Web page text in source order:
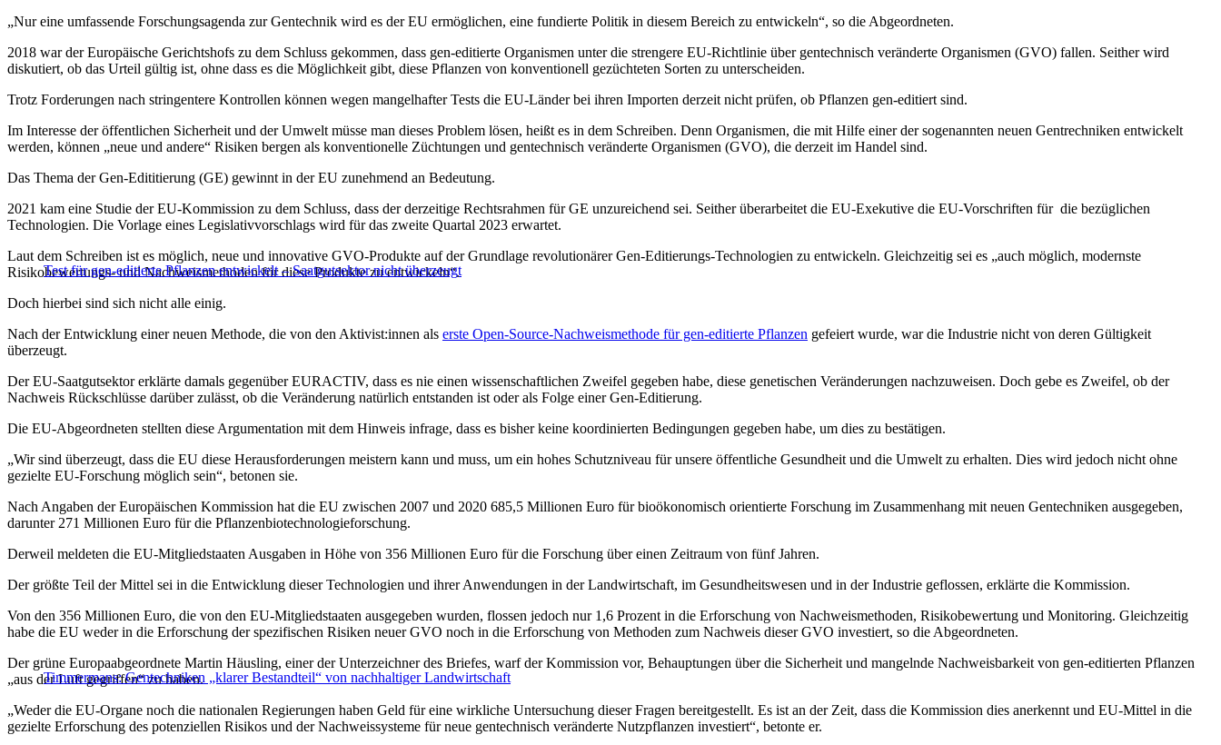
„Nur eine umfassende Forschungsagenda zur Gentechnik wird es der EU ermöglichen, eine fundierte Politik in diesem Bereich zu entwickeln“, so die Abgeordneten.
2018 war der Europäische Gerichtshofs zu dem Schluss gekommen, dass gen-editierte Organismen unter die strengere EU-Richtlinie über gentechnisch veränderte Organismen (GVO) fallen. Seither wird
diskutiert, ob das Urteil gültig ist, ohne dass es die Möglichkeit gibt, diese Pflanzen von konventionell gezüchteten Sorten zu unterscheiden.
Trotz Forderungen nach stringentere Kontrollen können wegen mangelhafter Tests die EU-Länder bei ihren Importen derzeit nicht prüfen, ob Pflanzen gen-editiert sind.
Im Interesse der öffentlichen Sicherheit und der Umwelt müsse man dieses Problem lösen, heißt es in dem Schreiben. Denn Organismen, die mit Hilfe einer der sogenannten neuen Gentrechniken entwickelt
werden, können „neue und andere“ Risiken bergen als konventionelle Züchtungen und gentechnisch veränderte Organismen (GVO), die derzeit im Handel sind.
Das Thema der Gen-Edititierung (GE) gewinnt in der EU zunehmend an Bedeutung.
2021 kam eine Studie der EU-Kommission zu dem Schluss, dass der derzeitige Rechtsrahmen für GE unzureichend sei. Seither überarbeitet die EU-Exekutive die EU-Vorschriften für die bezüglichen
Technologien. Die Vorlage eines Legislativvorschlags wird für das zweite Quartal 2023 erwartet.
Test für gen-editierte Pflanzen entwickelt – Saatgutsektor nicht überzeugt
Laut dem Schreiben ist es möglich, neue und innovative GVO-Produkte auf der Grundlage revolutionärer Gen-Editierungs-Technologien zu entwickeln. Gleichzeitig sei es „auch möglich, modernste
Risikobewertungs- und Nachweismethoden für diese Produkte zu entwickeln“.
Doch hierbei sind sich nicht alle einig.
Nach der Entwicklung einer neuen Methode, die von den Aktivist:innen als erste Open-Source-Nachweismethode für gen-editierte Pflanzen gefeiert wurde, war die Industrie nicht von deren Gültigkeit
überzeugt.
Der EU-Saatgutsektor erklärte damals gegenüber EURACTIV, dass es nie einen wissenschaftlichen Zweifel gegeben habe, diese genetischen Veränderungen nachzuweisen. Doch gebe es Zweifel, ob der
Nachweis Rückschlüsse darüber zulässt, ob die Veränderung natürlich entstanden ist oder als Folge einer Gen-Editierung.
Die EU-Abgeordneten stellten diese Argumentation mit dem Hinweis infrage, dass es bisher keine koordinierten Bedingungen gegeben habe, um dies zu bestätigen.
„Wir sind überzeugt, dass die EU diese Herausforderungen meistern kann und muss, um ein hohes Schutzniveau für unsere öffentliche Gesundheit und die Umwelt zu erhalten. Dies wird jedoch nicht ohne
gezielte EU-Forschung möglich sein“, betonen sie.
Nach Angaben der Europäischen Kommission hat die EU zwischen 2007 und 2020 685,5 Millionen Euro für bioökonomisch orientierte Forschung im Zusammenhang mit neuen Gentechniken ausgegeben,
darunter 271 Millionen Euro für die Pflanzenbiotechnologieforschung.
Derweil meldeten die EU-Mitgliedstaaten Ausgaben in Höhe von 356 Millionen Euro für die Forschung über einen Zeitraum von fünf Jahren.
Der größte Teil der Mittel sei in die Entwicklung dieser Technologien und ihrer Anwendungen in der Landwirtschaft, im Gesundheitswesen und in der Industrie geflossen, erklärte die Kommission.
Von den 356 Millionen Euro, die von den EU-Mitgliedstaaten ausgegeben wurden, flossen jedoch nur 1,6 Prozent in die Erforschung von Nachweismethoden, Risikobewertung und Monitoring. Gleichzeitig
habe die EU weder in die Erforschung der spezifischen Risiken neuer GVO noch in die Erforschung von Methoden zum Nachweis dieser GVO investiert, so die Abgeordneten.
Timmermans: Gentechniken „klarer Bestandteil“ von nachhaltiger Landwirtschaft
Der grüne Europaabgeordnete Martin Häusling, einer der Unterzeichner des Briefes, warf der Kommission vor, Behauptungen über die Sicherheit und mangelnde Nachweisbarkeit von gen-editierten Pflanzen
„aus der Luft gegriffen“ zu haben.
„Weder die EU-Organe noch die nationalen Regierungen haben Geld für eine wirkliche Untersuchung dieser Fragen bereitgestellt. Es ist an der Zeit, dass die Kommission dies anerkennt und EU-Mittel in die
gezielte Erforschung des potenziellen Risikos und der Nachweissysteme für neue gentechnisch veränderte Nutzpflanzen investiert“, betonte er.